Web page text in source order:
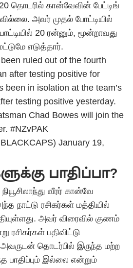
தொடரில் கான்வேவின் பேட்டிங்
அவர் முதல் போட்டியில்
20 ரன்னும், மூன்றாவது
எடுத்தார்.
ruled out of the fourth
after testing positive for
been in isolation at the team’s
testing positive yesterday.
Chad Bowes will join the
#NZvPAK
January 19,
பாதிப்பா?
வீரர் கான்வே
நாட்டு ரசிகர்கள் மத்தியில்
அவர் விரைவில் குணம்
பதிவிட்டு
அவருடன் தொடர்பில் இருந்த மற்ற
பாதிப்பும் இல்லை என்றும்